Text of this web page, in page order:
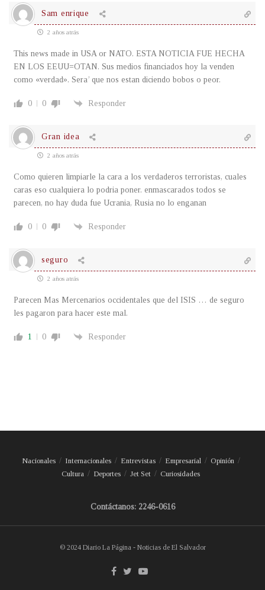
Sam enrique
2 años atrás
This news made in USA or NATO. ESTA NOTICIA FUE HECHA
EN LOS EEUU=OTAN. Sus medios financiados hoy la venden
como «verdad». Sera’ que nos estan diciendo bobos o peor.
0 0 Responder
Gran idea
2 años atrás
Como quieren limpiarle la cara a los verdaderos terroristas, cuales
caras eso cualquiera lo podria poner. enmascarados todos se
parecen, no hay duda fue Ucrania, Rusia no lo enganan
0 0 Responder
seguro
2 años atrás
Parecen Mas Mercenarios occidentales que del ISIS … de seguro
les pagaron para hacer este mal.
1 0 Responder
Nacionales Internacionales Entrevistas Empresarial
Opinión
Cultura
Deportes Jet Set Curiosidades
Contáctanos: 2246-0616
© 2024 Diario La Página - Noticias de El Salvador